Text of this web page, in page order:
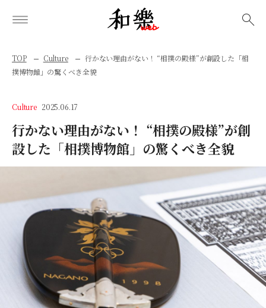
TOP Culture
行かない理由がない！ “相撲の殿様”が創設した「相
撲博物館」の驚くべき全貌
Culture 2025.06.17
行かない理由がない！ “相撲の殿様”が創
設した「相撲博物館」の驚くべき全貌